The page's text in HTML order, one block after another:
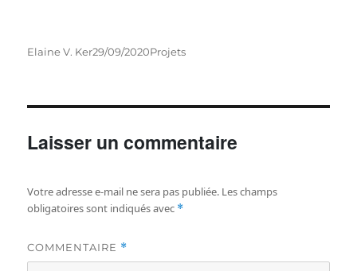
Auteur
Elaine V. KerPublié
29/09/2020Catégories
Projets
Laisser un commentaire
Votre adresse e-mail ne sera pas publiée. Les champs
obligatoires sont indiqués avec *
COMMENTAIRE *